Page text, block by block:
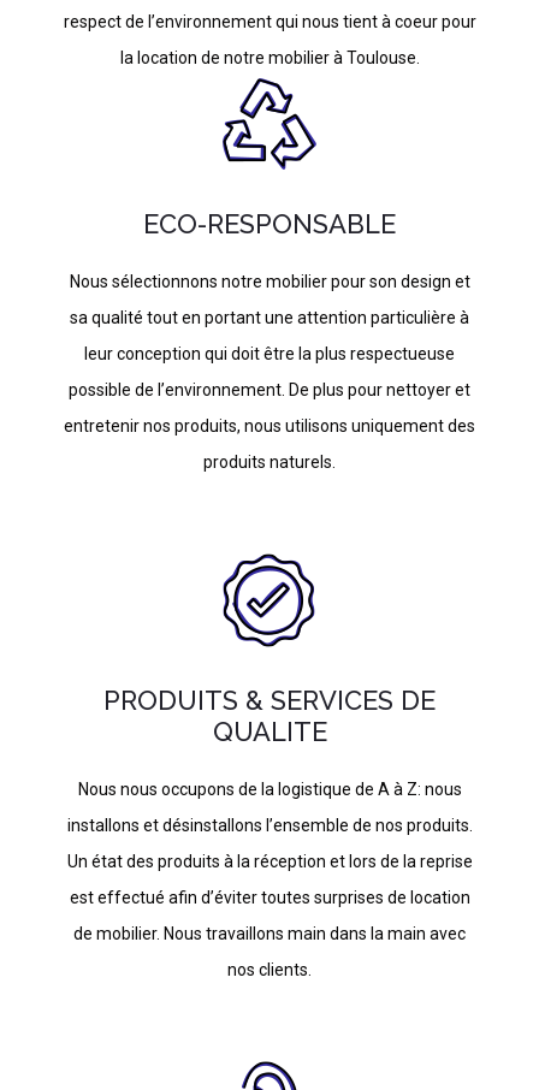
respect de l’environnement qui nous tient à coeur pour
la location de notre mobilier à Toulouse.
ECO-RESPONSABLE
Nous sélectionnons notre mobilier pour son design et
sa qualité tout en portant une attention particulière à
leur conception qui doit être la plus respectueuse
possible de l’environnement. De plus pour nettoyer et
entretenir nos produits, nous utilisons uniquement des
produits naturels.
PRODUITS & SERVICES DE
QUALITE
Nous nous occupons de la logistique de A à Z: nous
installons et désinstallons l’ensemble de nos produits.
Un état des produits à la réception et lors de la reprise
est effectué afin d’éviter toutes surprises de location
de mobilier. Nous travaillons main dans la main avec
nos clients.